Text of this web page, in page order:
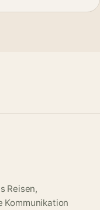
Reisen,
Kommunikation